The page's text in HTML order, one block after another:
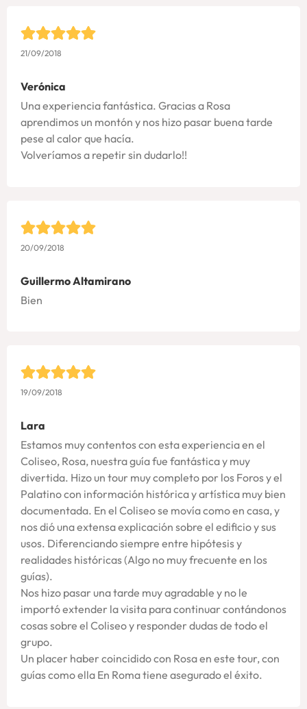
21/09/2018
Verónica
Una experiencia fantástica. Gracias a Rosa
aprendimos un montón y nos hizo pasar buena tarde
pese al calor que hacía.
Volveríamos a repetir sin dudarlo!!
20/09/2018
Guillermo Altamirano
Bien
19/09/2018
Lara
Estamos muy contentos con esta experiencia en el
Coliseo, Rosa, nuestra guía fue fantástica y muy
divertida. Hizo un tour muy completo por los Foros y el
Palatino con información histórica y artística muy bien
documentada. En el Coliseo se movía como en casa, y
nos dió una extensa explicación sobre el edificio y sus
usos. Diferenciando siempre entre hipótesis y
realidades históricas (Algo no muy frecuente en los
guías).
Nos hizo pasar una tarde muy agradable y no le
importó extender la visita para continuar contándonos
cosas sobre el Coliseo y responder dudas de todo el
grupo.
Un placer haber coincidido con Rosa en este tour, con
guías como ella En Roma tiene asegurado el éxito.